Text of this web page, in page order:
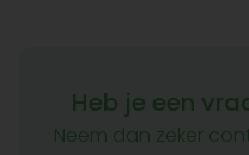
Heb je een
Neem dan zeker